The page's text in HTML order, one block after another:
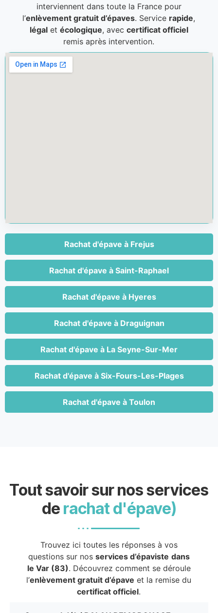
interviennent dans toute la France pour
l’enlèvement gratuit d’épaves. Service rapide,
légalet écologique, avec certificat officiel
remis après intervention.
Rachat d'épave à Frejus
Rachat d'épave à Saint-Raphael
Rachat d'épave à Hyeres
Rachat d'épave à Draguignan
Rachat d'épave à La Seyne-Sur-Mer
Rachat d'épave à Six-Fours-Les-Plages
Rachat d'épave à Toulon
Tout savoir sur nos services
de rachat d'épave)
Trouvez ici toutes les réponses à vos
questions sur nos services d’épaviste dans
le Var (83). Découvrez comment se déroule
l’enlèvement gratuit d’épave et la remise du
certificat officiel.